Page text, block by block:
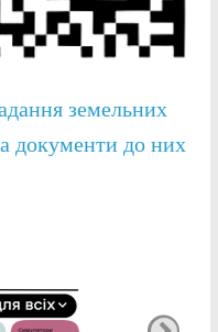
земельних
документи до них